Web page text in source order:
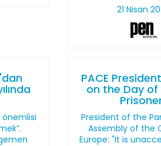
21 Nisan
önemlisi
PACE
on the Day
President of the
Assembly of the
Europe: "It is